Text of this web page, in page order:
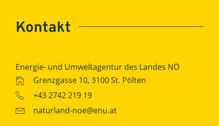
Kontakt
Energie- und Umweltagentur des Landes NÖ
Grenzgasse 10, 3100 St. Pölten
+43 2742 219 19
naturland-noe@enu.at